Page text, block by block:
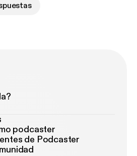
podcaster
de Podcaster